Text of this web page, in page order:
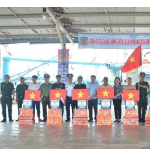
THỂ THAO
GIÁO DỤC
Y TẾ
KHOA HỌC - CÔNG NGHỆ
MÔI TRƯỜNG